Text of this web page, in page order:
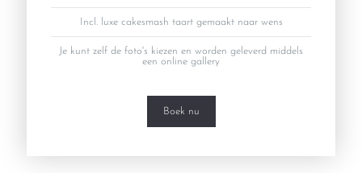
Incl. luxe cakesmash taart gemaakt naar wens
Je kunt zelf de foto's kiezen en worden geleverd middels
een online gallery
Boek nu